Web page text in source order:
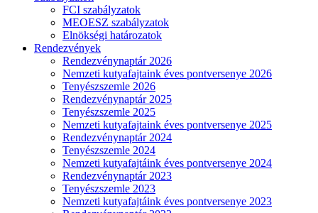
FCI szabályzatok
MEOESZ szabályzatok
Elnökségi határozatok
Rendezvények
Rendezvénynaptár 2026
Nemzeti kutyafajtaink éves pontversenye 2026
Tenyészszemle 2026
Rendezvénynaptár 2025
Tenyészszemle 2025
Nemzeti kutyafajtaink éves pontversenye 2025
Rendezvénynaptár 2024
Tenyészszemle 2024
Nemzeti kutyafajtáink éves pontversenye 2024
Rendezvénynaptár 2023
Tenyészszemle 2023
Nemzeti kutyafajtáink éves pontversenye 2023